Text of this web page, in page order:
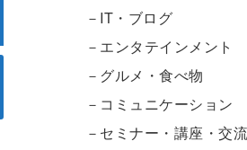
－IT・ブログ
－エンタテインメント
－グルメ・食べ物
－コミュニケーション
－セミナー・講座・交